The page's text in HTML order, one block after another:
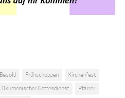
Besold Frühschoppen
Kirchenfest
Ökumenischer Gottesdienst
Pfarrer